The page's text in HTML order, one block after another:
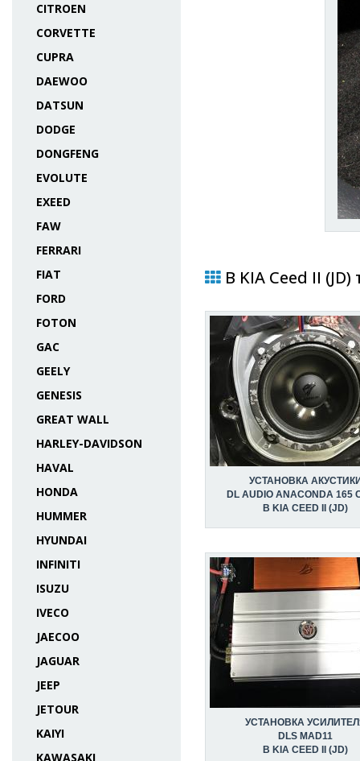
CITROEN
CORVETTE
CUPRA
DAEWOO
DATSUN
DODGE
DONGFENG
EVOLUTE
EXEED
FAW
FERRARI
FIAT
FORD
FOTON
GAC
GEELY
GENESIS
GREAT WALL
HARLEY-DAVIDSON
HAVAL
HONDA
HUMMER
HYUNDAI
INFINITI
ISUZU
IVECO
JAECOO
JAGUAR
JEEP
JETOUR
KAIYI
KAWASAKI
В KIA Ceed II
УСТАНОВКА
DL AUDIO ANACONDA 165
В KIA CEED II (JD)
УСТАНОВКА
DLS MAD11
В KIA CEED II (JD)